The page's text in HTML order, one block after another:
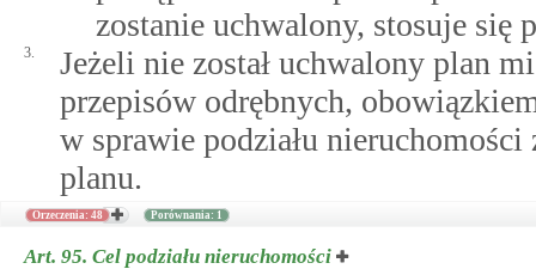
zostanie uchwalony, stosuje się
3.
Jeżeli nie został uchwalony plan
przepisów odrębnych,
w sprawie podziału
planu.
Orzeczenia: 48 Porównania: 1
Art. 95. Cel podziału nieruchomości